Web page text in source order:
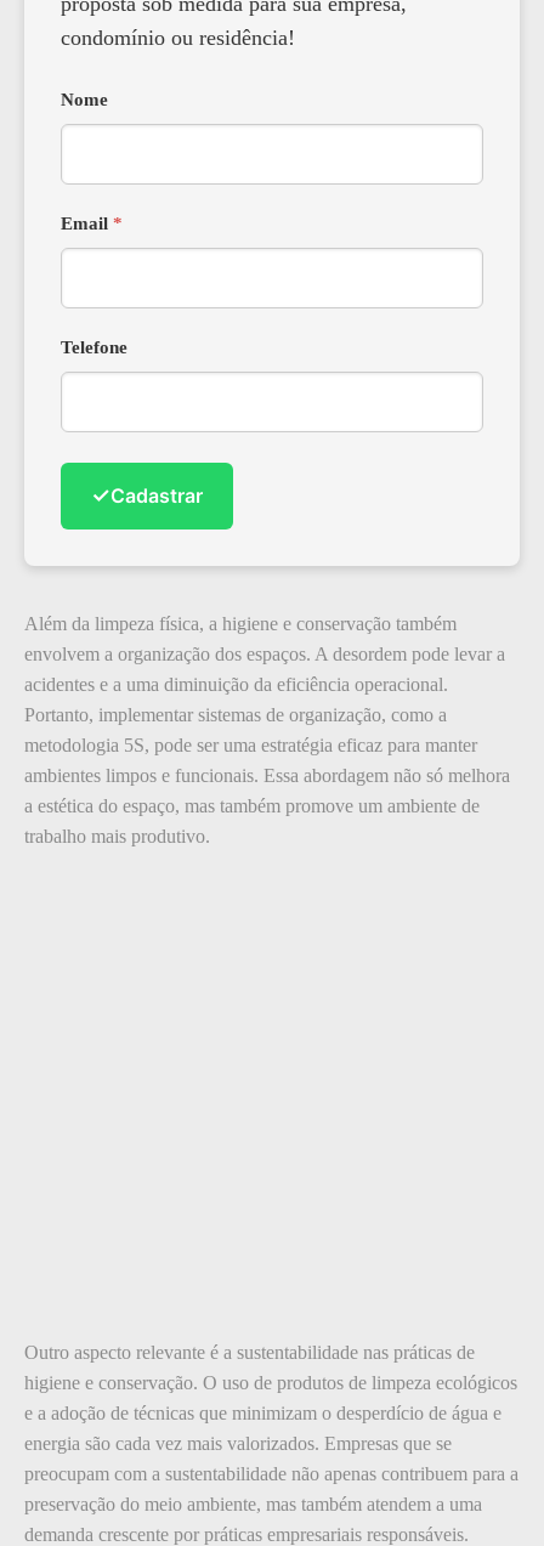
condomínio ou residência!
Nome
Email *
Telefone
✓Cadastrar
Além da limpeza física, a higiene e conservação também
envolvem a organização dos espaços. A desordem pode levar a
acidentes e a uma diminuição da eficiência operacional.
Portanto, implementar sistemas de organização, como a
metodologia 5S, pode ser uma estratégia eficaz para manter
ambientes limpos e funcionais. Essa abordagem não só melhora
a estética do espaço, mas também promove um ambiente de
trabalho mais produtivo.
Outro aspecto relevante é a sustentabilidade nas práticas de
higiene e conservação. O uso de produtos de limpeza ecológicos
e a adoção de técnicas que minimizam o desperdício de água e
energia são cada vez mais valorizados. Empresas que se
preocupam com a sustentabilidade não apenas contribuem para a
preservação do meio ambiente, mas também atendem a uma
demanda crescente por práticas empresariais responsáveis.